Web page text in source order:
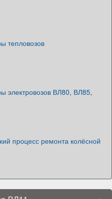
тепловозов
электровозов ВЛ80, ВЛ85,
процесс ремонта колёсной